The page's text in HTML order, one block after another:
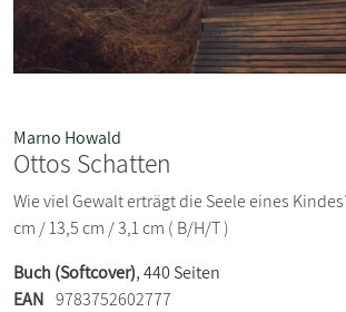
Marno Howald
Ottos Schatten
Wie viel Gewalt erträgt die Seele eines
cm / 13,5 cm / 3,1 cm ( B/H/T )
Buch (Softcover), 440 Seiten
EAN 9783752602777